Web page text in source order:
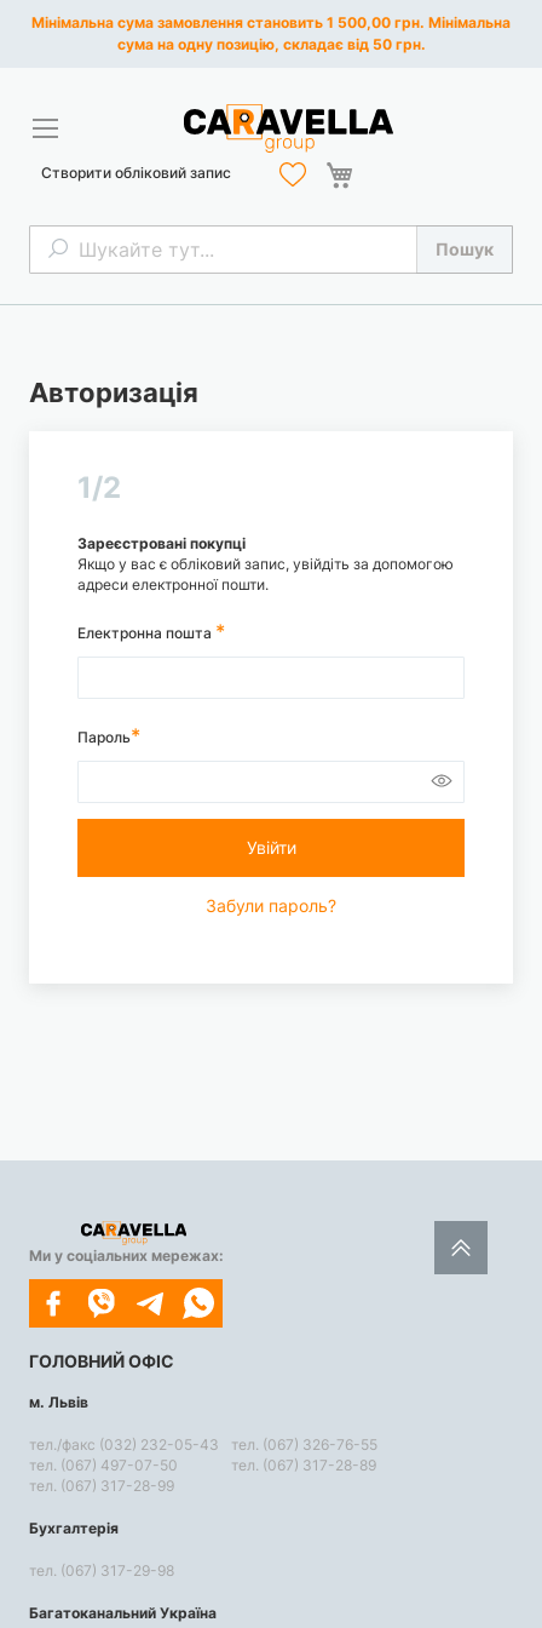
Мінімальна сума замовлення становить 1 500,00 грн. Мінімальна
сума на одну позицію, складає від 50 грн.
Пошук Пошук
Створити обліковий запис
Авторизація
1/2
Зареєстровані покупці
Якщо у вас є обліковий запис, увійдіть за допомогою
адреси електронної пошти.
Електронна пошта
Пароль
Увійти
Забули пароль?
Ми у соціальних мережах:
ГОЛОВНИЙ ОФІС
м. Львів
тел./факс (032) 232-05-43
тел. (067) 497-07-50
тел. (067) 317-28-99
тел. (067) 326-76-55
тел. (067) 317-28-89
Бухгалтерія
тел. (067) 317-29-98
Багатоканальний Україна